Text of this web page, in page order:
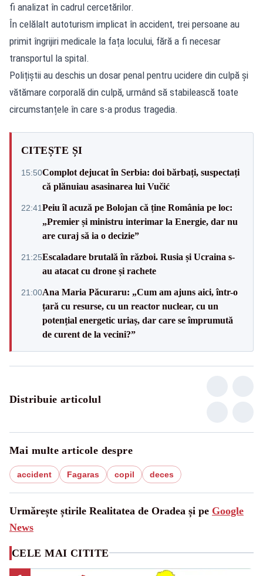
fi analizat în cadrul cercetărilor.
În celălalt autoturism implicat în accident, trei persoane au
primit îngrijiri medicale la fața locului, fără a fi necesar
transportul la spital.
Polițiștii au deschis un dosar penal pentru ucidere din culpă și
vătămare corporală din culpă, urmând să stabilească toate
circumstanțele în care s-a produs tragedia.
CITEȘTE ȘI
15:50Complot dejucat în Serbia: doi bărbați, suspectați
că plănuiau asasinarea lui Vučić
22:41Peiu îl acuză pe Bolojan că ține România pe loc:
„Premier și ministru interimar la Energie, dar nu
are curaj să ia o decizie”
21:25Escaladare brutală în război. Rusia și Ucraina s-
au atacat cu drone și rachete
21:00Ana Maria Păcuraru: „Cum am ajuns aici, într-o
țară cu resurse, cu un reactor nuclear, cu un
potențial energetic uriaș, dar care se împrumută
de curent de la vecini?”
Distribuie articolul
Mai multe articole despre
accident Fagaras copil deces
Urmărește știrile Realitatea de Oradea și pe Google
News
CELE MAI CITITE